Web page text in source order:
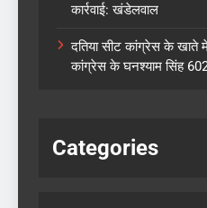
कार्रवाई: खंडेलवाल
दतिया सीट कांग्रेस के खाते
कांग्रेस के घनश्याम सिंह
Categories